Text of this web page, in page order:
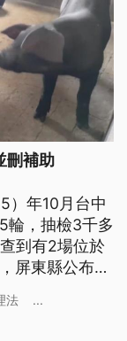
刪補助
）年10月台中
輪，抽檢3千多
到有2場位於
屏東縣公布裁
廚餘回收處理
法 ...